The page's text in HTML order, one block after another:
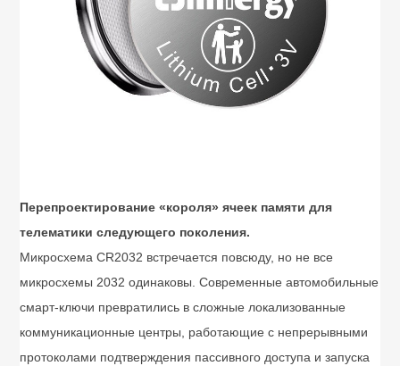
Перепроектирование «короля» ячеек памяти для
телематики следующего поколения.
Микросхема CR2032 встречается повсюду, но не все
микросхемы 2032 одинаковы. Современные автомобильные
смарт-ключи превратились в сложные локализованные
коммуникационные центры, работающие с непрерывными
протоколами подтверждения пассивного доступа и запуска